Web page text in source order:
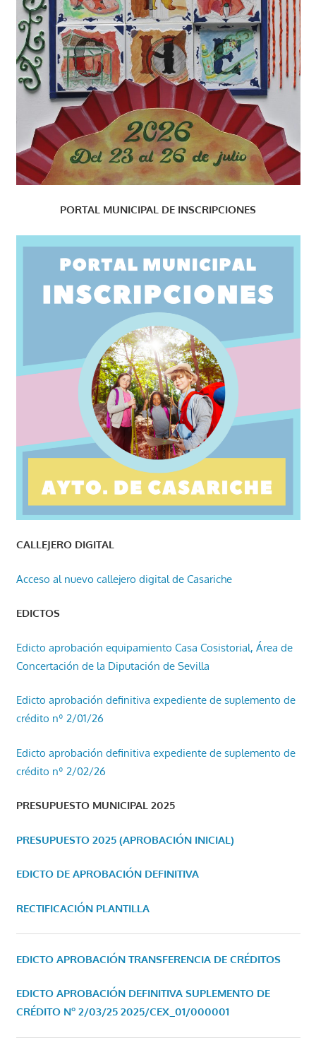
PORTAL MUNICIPAL DE INSCRIPCIONES
CALLEJERO DIGITAL
Acceso al nuevo callejero digital de Casariche
EDICTOS
Edicto aprobación equipamiento Casa Cosistorial, Área de
Concertación de la Diputación de Sevilla
Edicto aprobación definitiva expediente de suplemento de
crédito nº 2/01/26
Edicto aprobación definitiva expediente de suplemento de
crédito nº 2/02/26
PRESUPUESTO MUNICIPAL 2025
PRESUPUESTO 2025 (APROBACIÓN INICIAL)
EDICTO DE APROBACIÓN DEFINITIVA
RECTIFICACIÓN PLANTILLA
EDICTO APROBACIÓN TRANSFERENCIA DE CRÉDITOS
EDICTO APROBACIÓN DEFINITIVA SUPLEMENTO DE
CRÉDITO Nº 2/03/25 2025/CEX_01/000001